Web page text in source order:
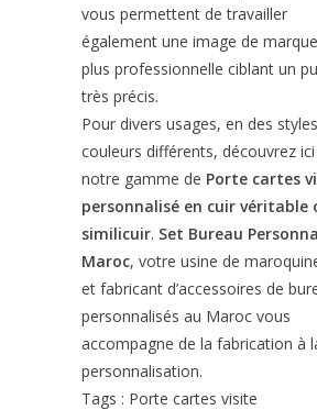
vous permettent de travailler
également une image de marque
plus professionnelle ciblant un
très précis.
Pour divers usages, en des
couleurs différents, découvrez ici
notre gamme de Porte cartes
personnalisé en cuir véritable
similicuir. Set Bureau
Maroc, votre usine de
et fabricant d’accessoires de
personnalisés au Maroc vous
accompagne de la fabrication à
personnalisation.
Tags : Porte cartes visite